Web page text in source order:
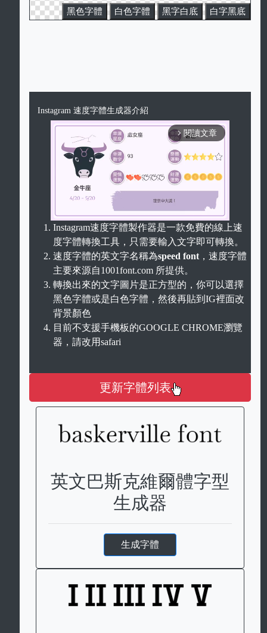
黑色字體 白色字體 黑字白底 白字黑底
Instagram 速度字體生成器介紹
arrow_forward_ios 閱讀文章
Unmute
Instagram速度字體製作器是一款免費的線上速
度字體轉換工具，只需要輸入文字即可轉換。
速度字體的英文字名稱為speed font ，速度字體
主要來源自1001font.com 所提供。
轉換出來的文字圖片是正方型的，你可以選擇
黑色字體或是白色字體，然後再貼到IG裡面改
背景顏色
目前不支援手機板的GOOGLE CHROME瀏覽
器，請改用safari
更新字體列表
英文巴斯克維爾體字型
生成器
生成字體